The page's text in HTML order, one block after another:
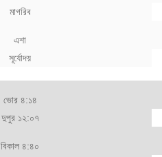
মাগরিব
এশা
সূর্যোদয়
ভোর ৪:১৪
দুপুর ১২:০৭
বিকাল ৪:৪০